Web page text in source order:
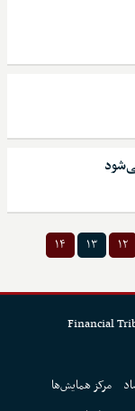
۱۲ ۱۳ ۱۴
مرکز همایش‌ها